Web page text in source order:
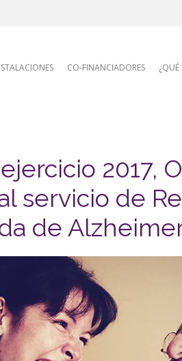
CO-FINANCIADORES ¿QUÉ
2017,
servicio de
de